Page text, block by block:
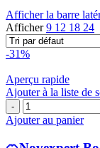
Afficher la barre
Afficher9 12 18 24
-31%
Aperçu rapide
Ajouter à la liste de
quantité
de
Novexpert
Ajouter au panier